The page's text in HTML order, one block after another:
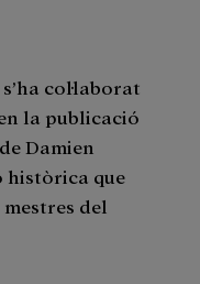
col·laborat
la publicació
Damien
històrica que
del